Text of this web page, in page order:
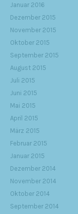
Januar 2016
Dezember 2015
November 2015
Oktober 2015
September 2015
August 2015
Juli 2015
Juni 2015
Mai 2015
April 2015
März 2015
Februar 2015
Januar 2015
Dezember 2014
November 2014
Oktober 2014
September 2014